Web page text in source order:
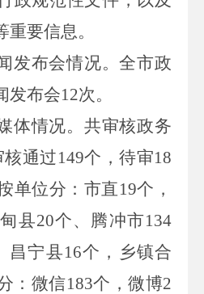
要信息。
发布会情况。全市政
发布会12次。
体情况。 共审核政务
核通过149个，待审18
单位分：市直19个，
县20个、腾冲市134
昌宁县16个，乡镇合
：微信183个，微博2